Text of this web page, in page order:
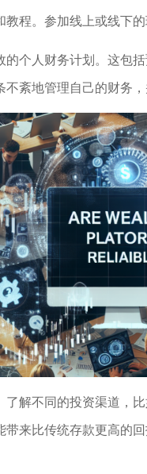
程。参加线上或线下的
个人财务计划。这包
紊地管理自己的财务
了解不同的投资渠道，
来比传统存款更高的